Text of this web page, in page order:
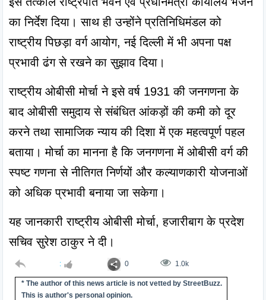
का निर्देश दिया। साथ ही उन्होंने प्रतिनिधिमंडल को
राष्ट्रीय पिछड़ा वर्ग आयोग, नई दिल्ली में भी अपना पक्ष
प्रभावी ढंग से रखने का सुझाव दिया।
राष्ट्रीय ओबीसी मोर्चा ने इसे वर्ष 1931 की जनगणना के
बाद ओबीसी समुदाय से संबंधित आंकड़ों की कमी को दूर
करने तथा सामाजिक न्याय की दिशा में एक महत्वपूर्ण पहल
बताया। मोर्चा का मानना है कि जनगणना में ओबीसी वर्ग की
स्पष्ट गणना से नीतिगत निर्णयों और कल्याणकारी योजनाओं
को अधिक प्रभावी बनाया जा सकेगा।
यह जानकारी राष्ट्रीय ओबीसी मोर्चा, हजारीबाग के प्रदेश
सचिव सुरेश ठाकुर ने दी।
: 0 1.0k
* The author of this news article is not vetted by StreetBuzz.
This is author's personal opinion.